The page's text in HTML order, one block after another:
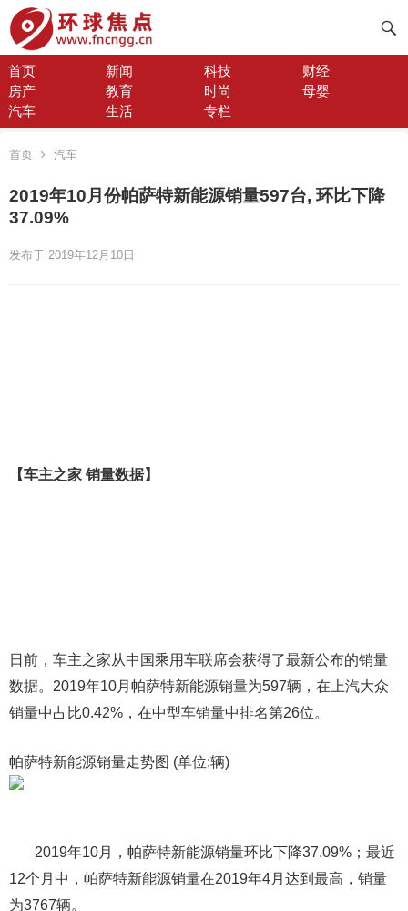
首页 新闻 科技
财经
房产
教育 时尚
母婴
汽车
生活 专栏
首页 汽车
2019年10月份帕萨特新能源销量597台, 环比下降
37.09%
发布于 2019年12月10日
【车主之家 销量数据】
日前，车主之家从中国乘用车联席会获得了最新公布的销量
数据。2019年10月帕萨特新能源销量为597辆，在上汽大众
销量中占比0.42%，在中型车销量中排名第26位。
帕萨特新能源销量走势图 (单位:辆)
2019年10月，帕萨特新能源销量环比下降37.09%；最近
12个月中，帕萨特新能源销量在2019年4月达到最高，销量
为3767辆。